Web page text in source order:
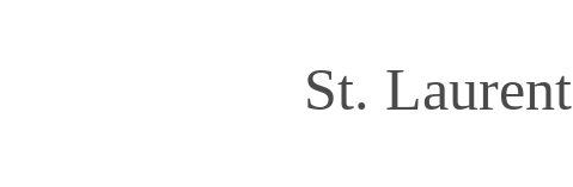
St. Laurent